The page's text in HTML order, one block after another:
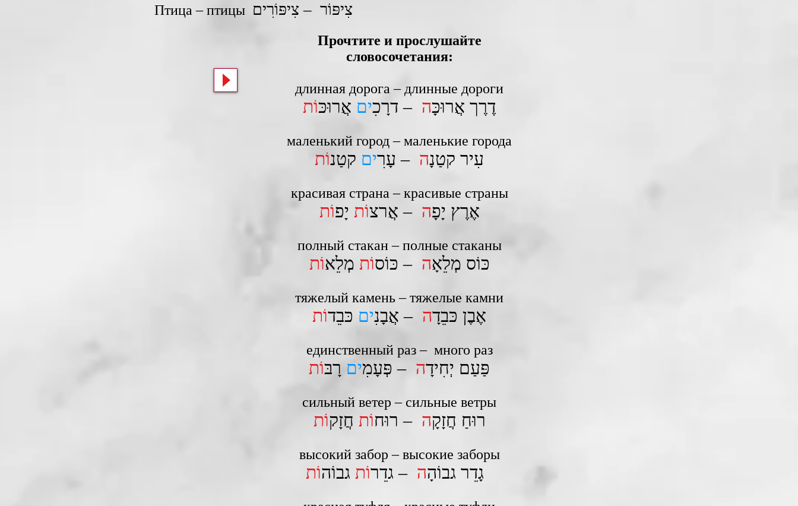
Птица – птицы ‎ צִיפּוֹר – צִיפּוֹרִים
Прочтите и прослушайте
словосочетания:
длинная дорога – длинные дороги
דֶרֶך אֲרוּכָּה – דרָכִים אֲרוּכּוֹת
маленький город – маленькие города
עִיר קטַנָה – עָרִים קטַנוֹת
красивая страна – красивые страны
אֶרֶץ יָפָה – אֲרצוֹת יָפוֹת
полный стакан – полные стаканы
כּוֹס מְלֵאָה – כּוֹסוֹת מְלֵאוֹת
тяжелый камень – тяжелые камни
אֶבֶן כּבֵדָה – אֲבָנִים כּבֵדוֹת
единственный раз – много раз
פַּעַם יְחִידָה – פְּעָמִים רָבּוֹת
сильный ветер – сильные ветры
רוּחַ חֲזָקָה – רוּחוֹת חֲזָקוֹת
высокий забор – высокие заборы
גָדֵר גבוֹהָה – גדֵרוֹת גבוֹהוֹת